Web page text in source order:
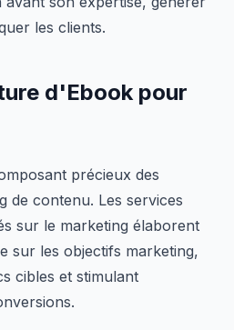
les clients.
d'Ebook pour
précieux des
de contenu. Les services
sur le marketing élaborent
sur les objectifs marketing,
cibles et stimulant